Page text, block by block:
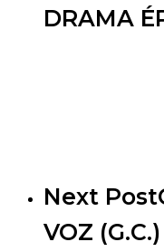
DRAMA
Next Post
VOZ (G.C.)